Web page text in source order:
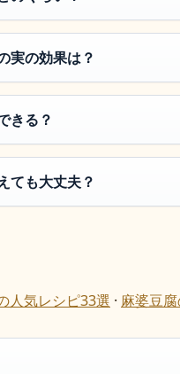
実の効果は？
きる？
ても大丈夫？
人気レシピ33選 · 麻婆豆